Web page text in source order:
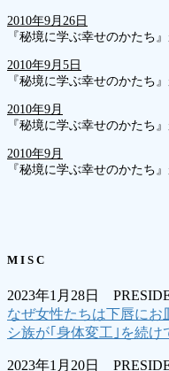
2010年9月26日
『秘境に学ぶ幸せのかたち
2010年9月5日
『秘境に学ぶ幸せのかたち
2010年9月
『秘境に学ぶ幸せのかたち
2010年9月
『秘境に学ぶ幸せのかたち
M I S C
2023年1月28日
なぜ女性たちは下唇に
シ族が｢身体変工｣を続け
2023年1月20日